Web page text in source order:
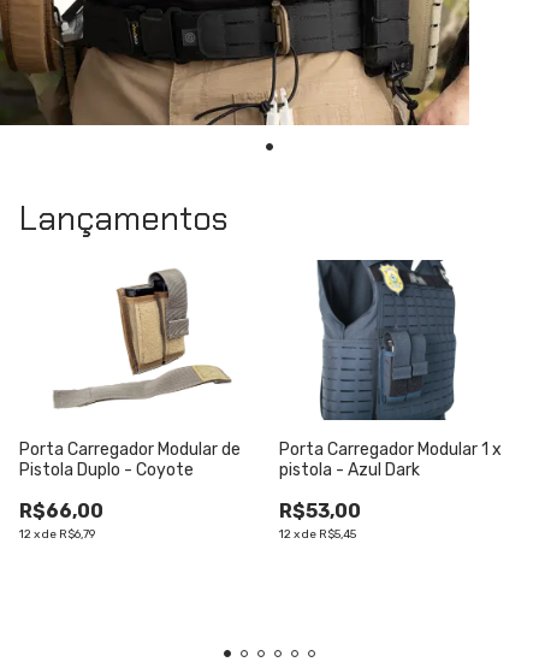
Lançamentos
Porta Carregador Modular de
Pistola Duplo - Coyote
R$66,00
12xde R$6,79
Porta Carregador Modular 1 x
pistola - Azul Dark
R$53,00
12xde R$5,45